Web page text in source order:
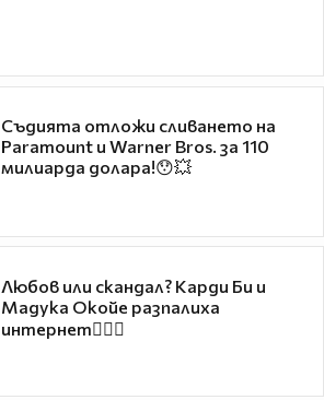
Съдията отложи сливането на
Paramount и Warner Bros. за 110
милиарда долара!😯💥
Любов или скандал? Карди Би и
Мадука Окойе разпалиха
интернет❤️‍🔥🔥